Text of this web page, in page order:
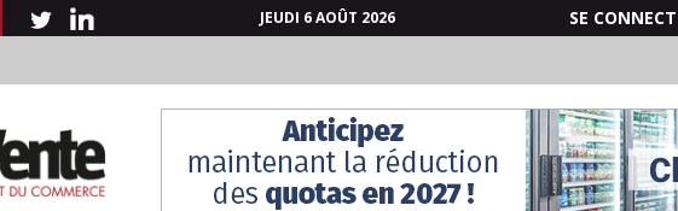
JEUDI 6 AOÛT 2026 SE